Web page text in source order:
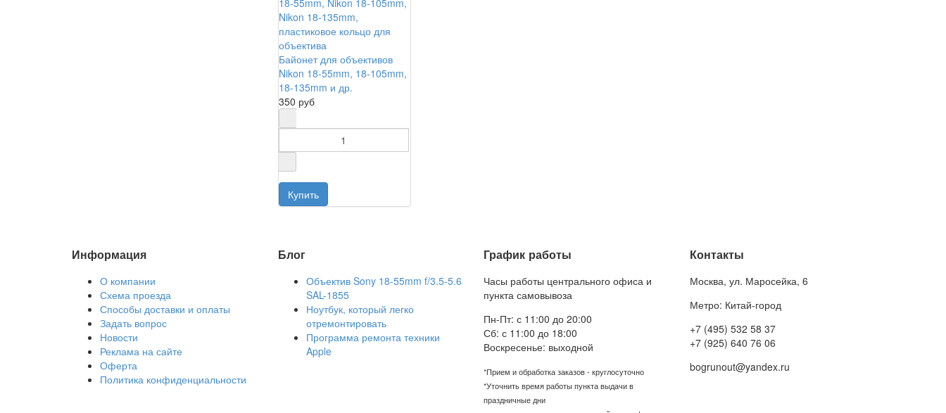
Байонет для объективов
Nikon 18-55mm, 18-105mm,
18-135mm и др.
350 руб
Информация
О компании
Схема проезда
Способы доставки и оплаты
Задать вопрос
Новости
Реклама на сайте
Оферта
Политика конфиденциальности
Блог
Объектив Sony 18-55mm f/3.5-5.6
SAL-1855
Ноутбук, который легко
отремонтировать
Программа ремонта техники
Apple
График работы
Часы работы центрального офиса и
пункта самовывоза
Пн-Пт: с 11:00 до 20:00
Сб: с 11:00 до 18:00
Воскресенье: выходной
*Прием и обработка заказов - круглосуточно
*Уточнить время работы пункта выдачи в
праздничные дни
Контакты
Москва, ул. Маросейка, 6
Метро: Китай-город
+7 (495) 532 58 37
+7 (925) 640 76 06
bogrunout@yandex.ru